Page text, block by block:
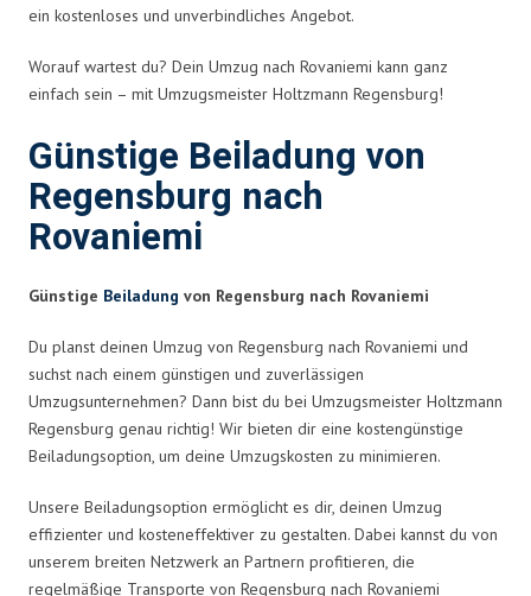
ein kostenloses und unverbindliches Angebot.
Worauf wartest du? Dein Umzug nach Rovaniemi kann ganz
einfach sein – mit Umzugsmeister Holtzmann Regensburg!
Günstige Beiladung von
Regensburg nach
Rovaniemi
Günstige Beiladung von Regensburg nach Rovaniemi
Du planst deinen Umzug von Regensburg nach Rovaniemi und
suchst nach einem günstigen und zuverlässigen
Umzugsunternehmen? Dann bist du bei Umzugsmeister Holtzmann
Regensburg genau richtig! Wir bieten dir eine kostengünstige
Beiladungsoption, um deine Umzugskosten zu minimieren.
Unsere Beiladungsoption ermöglicht es dir, deinen Umzug
effizienter und kosteneffektiver zu gestalten. Dabei kannst du von
unserem breiten Netzwerk an Partnern profitieren, die
regelmäßige Transporte von Regensburg nach Rovaniemi